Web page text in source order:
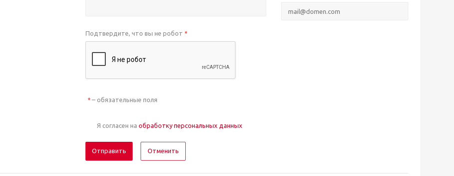
Подтвердите, что вы не робот *
*– обязательные поля
Я согласен на обработку персональных данных
Отменить